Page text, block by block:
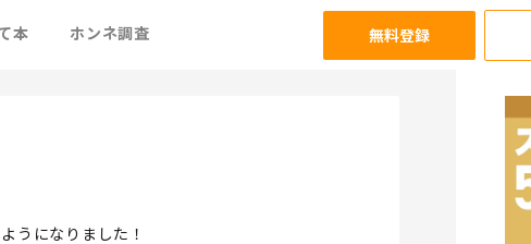
本 ホンネ調査 無料登録
うになりました！